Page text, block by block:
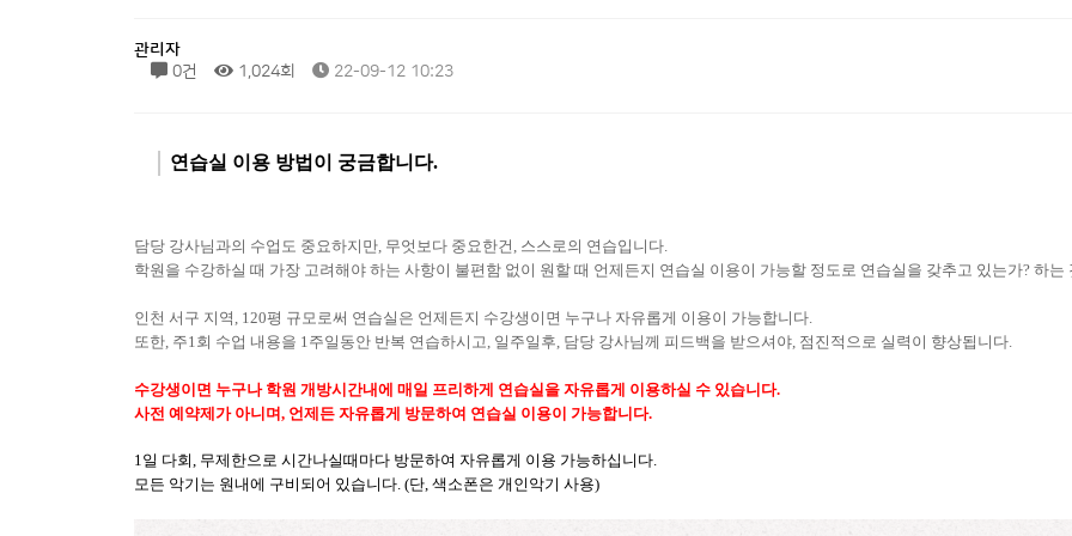
관리자
0건
1,024회 22-09-12 10:23
연습실 이용 방법이 궁금합니다.
담당 강사님과의 수업도 중요하지만, 무엇보다 중요한건 , 스스로의 연습입니다.
학원을 수강하실 때 가장 고려해야 하는 사항이 불편함 없이 원할 때 언제든지 연습실 이용이 가능할 정도로 연습실을 갖추고 있는가? 하는
인천 서구 지역 , 120평 규모로써 연습실은 언제든지 수강생이면 누구나 자유롭게 이용이 가능합니다.
또한, 주1회 수업 내용을 1주일동안 반복 연습하시고, 일주일후, 담당 강사님께 피드백을 받으셔야, 점진적으로 실력이 향상됩니다.
수강생이면 누구나 학원 개방시간내에 매일 프리하게 연습실을 자유롭게 이용하실 수 있습니다.
사전 예약제가 아니며 , 언제든 자유롭게 방문하여 연습실 이용이 가능합니다.
1일 다회, 무제한으로 시간나실때마다 방문하여 자유롭게 이용 가능하십니다.
모든 악기 는 원내에 구비되어 있습니 다. (단, 색소폰은 개인악기 사용)